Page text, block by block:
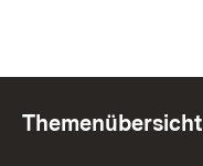
Themenübersicht